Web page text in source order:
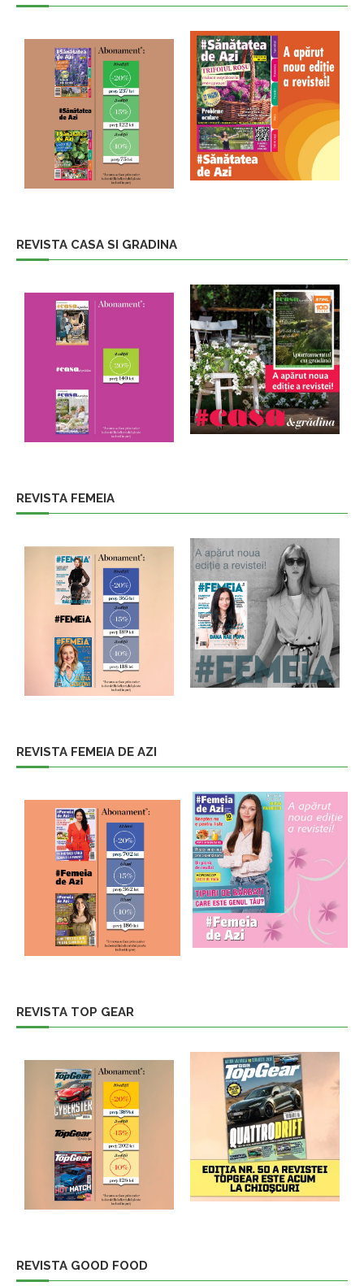
REVISTA CASA SI GRADINA
REVISTA FEMEIA
REVISTA FEMEIA DE AZI
REVISTA TOP GEAR
REVISTA GOOD FOOD